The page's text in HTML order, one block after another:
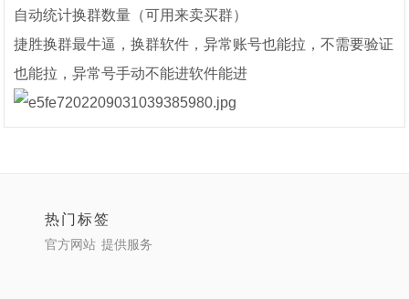
自动统计换群数量（可用来卖买群）
捷胜换群最牛逼，换群软件，异常账号也能拉，不需要验证
也能拉，异常号手动不能进软件能进
热门标签
官方网站 提供服务